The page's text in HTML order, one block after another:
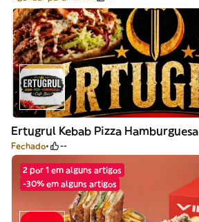
Ertugrul Kebab Pizza Hamburguesa
Fechado --
2 por 1 em alguns artigos
-30% em alguns artigos